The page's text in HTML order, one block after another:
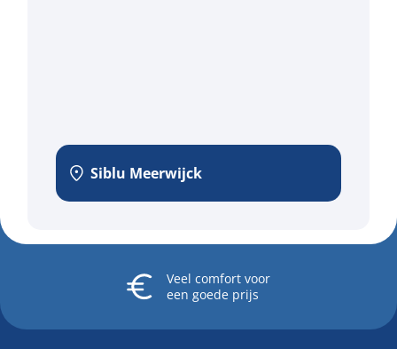
Siblu Meerwijck
Veel comfort voor
een goede prijs